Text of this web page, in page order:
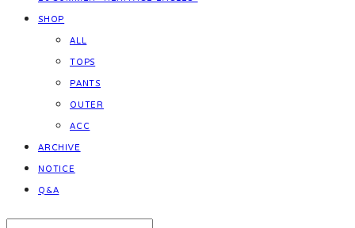
SHOP
ALL
TOPS
PANTS
OUTER
ACC
ARCHIVE
NOTICE
Q&A